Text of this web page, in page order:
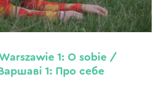
1: O sobie /
1: Про себе